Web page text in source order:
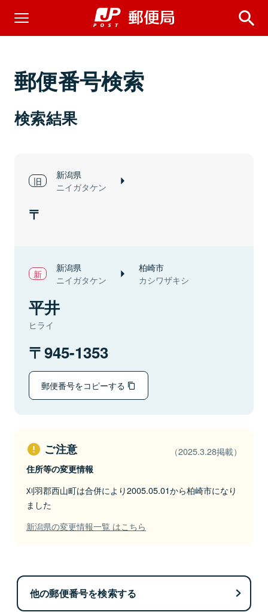
郵便番号検索
検索結果
新潟県
ニイガタケン
新潟県
ニイガタケン
柏崎市
カシワザキシ
平井
ヒライ
945-1353
郵便番号をコピーする
ご注意 （2025.3.28掲載）
住所等の変更情報
刈羽郡西山町は合併により2005.05.01から柏崎市になり
ました
新潟県の変更情報一覧 はこちら
他の郵便番号を検索する